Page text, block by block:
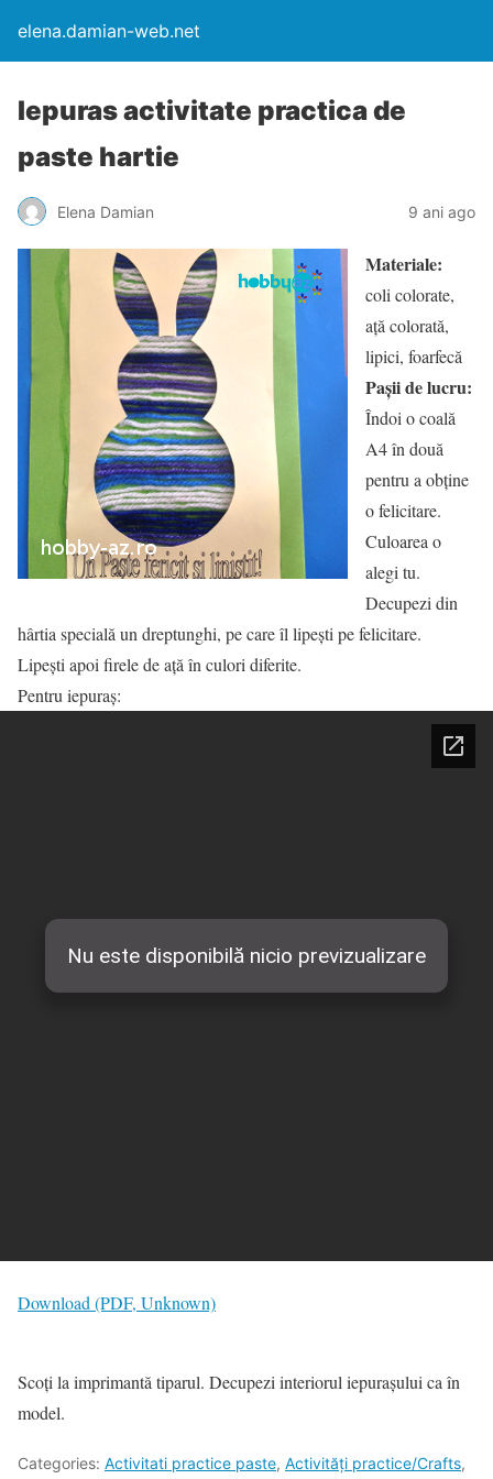
elena.damian-web.net
Iepuras activitate practica de
paste hartie
Elena Damian 9 ani ago
Materiale:
coli colorate,
ață colorată,
lipici, foarfecă
Pașii de lucru:
Îndoi o coală
A4 în două
pentru a obține
o felicitare.
Culoarea o
alegi tu.
Decupezi din
hârtia specială un dreptunghi, pe care îl lipești pe felicitare.
Lipești apoi firele de ață în culori diferite.
Pentru iepuraș:
Download (PDF, Unknown)
Scoți la imprimantă tiparul. Decupezi interiorul iepurașului ca în
model.
Categories: Activitati practice paste, Activități practice/Crafts,